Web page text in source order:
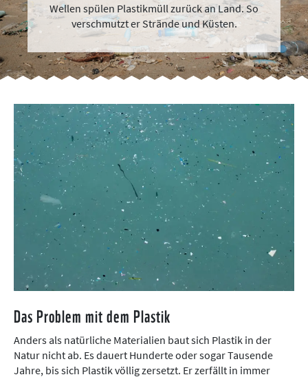
Wellen spülen Plastikmüll zurück an Land. So
verschmutzt er Strände und Küsten.
Das Problem mit dem Plastik
Anders als natürliche Materialien baut sich Plastik in der
Natur nicht ab. Es dauert Hunderte oder sogar Tausende
Jahre, bis sich Plastik völlig zersetzt. Er zerfällt in immer